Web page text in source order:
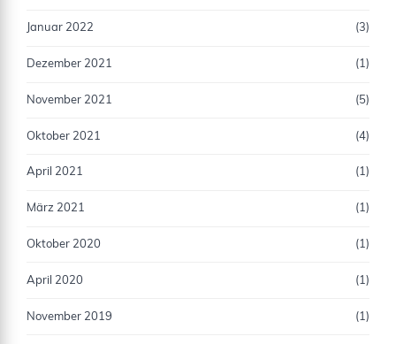
Januar 2022 (3)
Dezember 2021 (1)
November 2021 (5)
Oktober 2021 (4)
April 2021 (1)
März 2021 (1)
Oktober 2020 (1)
April 2020 (1)
November 2019 (1)